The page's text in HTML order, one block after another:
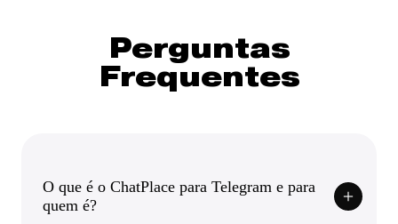
Perguntas
Frequentes
O que é o ChatPlace para Telegram e para
quem é?